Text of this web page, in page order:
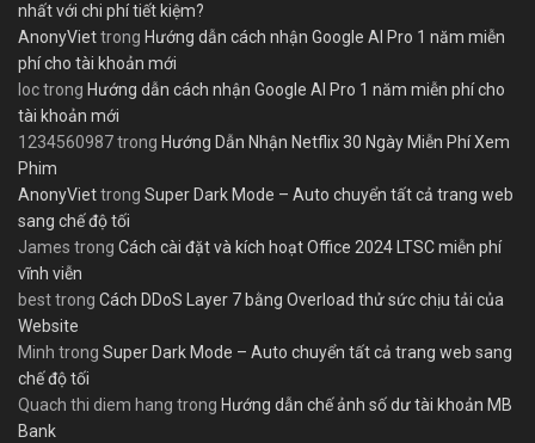
nhất với chi phí tiết kiệm?
AnonyViettrong Hướng dẫn cách nhận Google AI Pro 1 năm miễn
phí cho tài khoản mới
loctrong Hướng dẫn cách nhận Google AI Pro 1 năm miễn phí cho
tài khoản mới
1234560987trong Hướng Dẫn Nhận Netflix 30 Ngày Miễn Phí Xem
Phim
AnonyViettrong Super Dark Mode – Auto chuyển tất cả trang web
sang chế độ tối
James trong Cách cài đặt và kích hoạt Office 2024 LTSC miễn phí
vĩnh viễn
besttrong Cách DDoS Layer 7 bằng Overload thử sức chịu tải của
Website
Minh trong Super Dark Mode – Auto chuyển tất cả trang web sang
chế độ tối
Quach thi diem hang trong Hướng dẫn chế ảnh số dư tài khoản MB
Bank